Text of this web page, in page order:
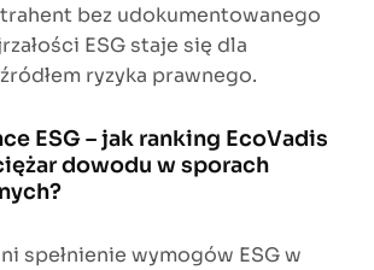
bez udokumentowanego
ESG staje się dla
ryzyka prawnego.
ESG – jak ranking EcoVadis
dowodu w sporach
spełnienie wymogów ESG w